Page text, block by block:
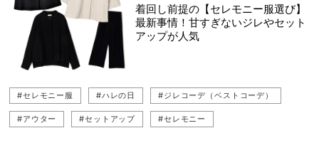
着回し前提の【セレモニー服選び】
最新事情！甘すぎないジレやセット
アップが人気
#セレモニー服 #ハレの日 #ジレコーデ（ベストコーデ）
#アウター #セットアップ #セレモニー